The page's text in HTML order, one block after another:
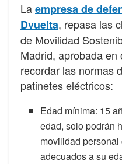
Laempresa de
Dvuelta, repasa las
de Movilidad
Madrid, aprobada
recordar las normas
patinetes eléctricos:
Edad mínima: 15
edad, solo podrán
movilidad
adecuados a su